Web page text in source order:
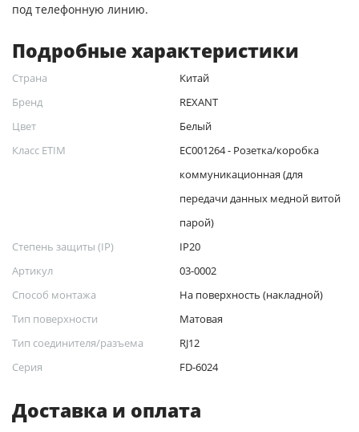
под телефонную линию.
Подробные характеристики
Страна
Китай
Бренд
REXANT
Цвет
Белый
Класс ETIM
EC001264 - Розетка/коробка
коммуникационная (для
передачи данных медной витой
парой)
Степень защиты (IP)
IP20
Артикул
03-0002
Способ монтажа
На поверхность (накладной)
Тип поверхности
Матовая
Тип соединителя/разъема
RJ12
Серия
FD-6024
Доставка и оплата